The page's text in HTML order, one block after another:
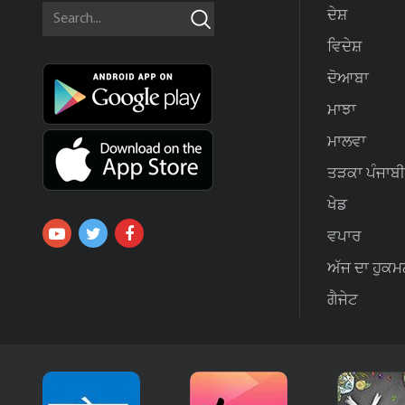
ਦੇਸ਼
ਵਿਦੇਸ਼
ਦੋਆਬਾ
ਮਾਝਾ
ਮਾਲਵਾ
ਤੜਕਾ ਪੰਜਾਬੀ
ਖੇਡ
ਵਪਾਰ
ਅੱਜ ਦਾ
ਗੈਜੇਟ